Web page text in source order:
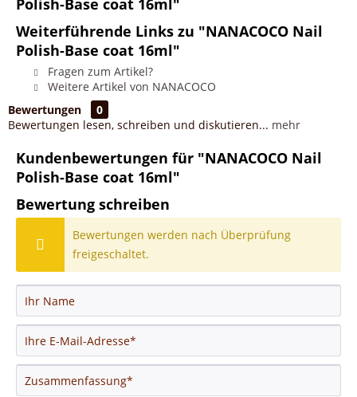
Polish-Base coat 16ml"
Weiterführende Links zu "NANACOCO Nail
Polish-Base coat 16ml"
Fragen zum Artikel?
Weitere Artikel von NANACOCO
Bewertungen
0
Bewertungen lesen, schreiben und diskutieren... mehr
Kundenbewertungen für "NANACOCO Nail
Polish-Base coat 16ml"
Bewertung schreiben
Bewertungen werden nach Überprüfung
freigeschaltet.